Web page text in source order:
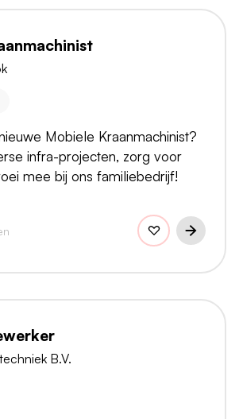
Mobiele Kraanmachinist?
infra-projecten, zorg voor
mee bij ons familiebedrijf!
B.V.